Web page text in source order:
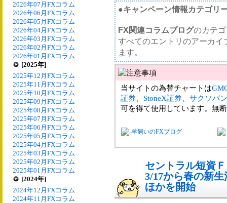
2026年07月FXコラム
2026年06月FXコラム
2026年05月FXコラム
2026年04月FXコラム
2026年03月FXコラム
2026年02月FXコラム
2026年01月FXコラム
[2025年]
2025年12月FXコラム
2025年11月FXコラム
2025年10月FXコラム
2025年09月FXコラム
2025年08月FXコラム
2025年07月FXコラム
2025年06月FXコラム
2025年05月FXコラム
2025年04月FXコラム
2025年03月FXコラム
2025年02月FXコラム
2025年01月FXコラム
[2024年]
2024年12月FXコラム
2024年11月FXコラム
●キャンペーン情報カテゴリ
FX関連コラムブログのカテ
すべてのエントリのアーカ
ます。
当サイトの為替チャートは
証券
StoneX証券
サクソバ
可を得て使用しています。無
羊飼いのFXブログ
セントラル短資
3/17から春の新
ほかを開始